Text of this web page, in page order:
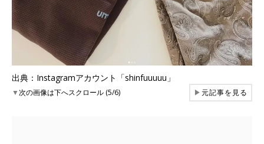
出典：Instagramアカウント「shinfuuuuu」
▼次の画像は下へスクロール (5/6) ▶元記事を見る